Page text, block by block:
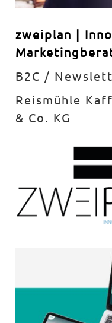
zweiplan |
B2C /
Reismühle
& Co. KG